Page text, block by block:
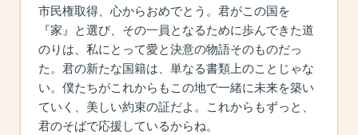
市民権取得、心からおめでとう。君がこの国を
『家』と選び、その一員となるために歩んできた道
のりは、私にとって愛と決意の物語そのものだっ
た。君の新たな国籍は、単なる書類上のことじゃな
い。僕たちがこれからもこの地で一緒に未来を築い
ていく、美しい約束の証だよ。これからもずっと、
君のそばで応援しているからね。